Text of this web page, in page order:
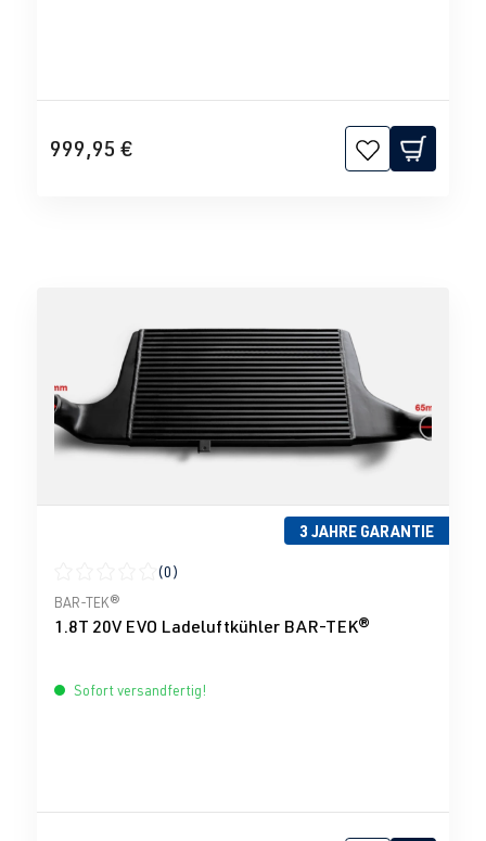
999,95 €
3 JAHRE GARANTIE
Durchschnittliche Bewertung von 0 von 5 Sternen
(0)
BAR-TEK®
1.8T 20V EVO Ladeluftkühler BAR-TEK®
Sofort versandfertig!